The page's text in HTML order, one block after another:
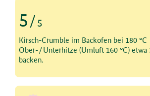
5 /5
Schritt 5 von 5
Kirsch-Crumble im Backofen bei 180 °C
Ober-/Unterhitze (Umluft 160 °C) etwa
backen.